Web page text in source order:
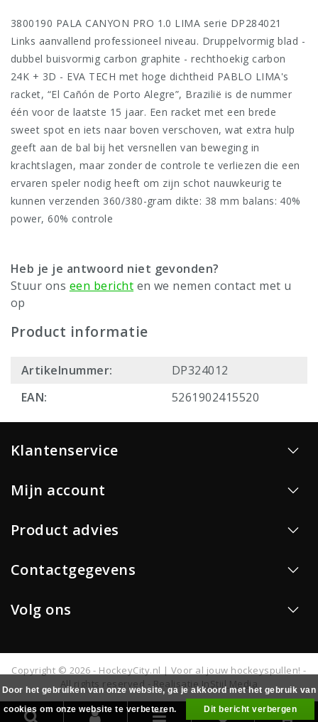
3800190 PALA CANYON PRO 1.0 LIMA serie DP284021
Links aanvallend professioneel niveau. Druppelvormig blad -
dubbel buisvormig carbon graphite - rechthoekig carbon
24K + 3D - EVA TECH met hoge dichtheid PABLO LIMA's
racket, “El Cañón de Porto Alegre”, Brazilië is de nummer
één voor de laatste 15 jaar. Een racket met een brede
sweet spot en iets naar boven verschoven, wat extra hulp
geeft aan de bal bij het versnellen van beweging in
krachtslagen, maar zonder de controle te verliezen die een
ervaren speler nodig heeft om zijn schot nauwkeurig te
kunnen verzenden 360/380-gram dikte: 38 mm balans: 40%
power, 60% controle
Heb je je antwoord niet gevonden?
Stuur ons een bericht en we nemen contact met u
op
Product informatie
Artikelnummer:
DP324012
EAN:
5261902415520
Klantenservice
Mijn account
Product advies
Contactgegevens
Volg ons
Copyright © 2026 - HockeyCity.nl | Voor al jouw hockeyspullen! -
All rights reserved - Realisatie InStijl Media
0
Door het gebruiken van onze website, ga je akkoord met het gebruik van
cookies om onze website te verbeteren.
Dit bericht verbergen